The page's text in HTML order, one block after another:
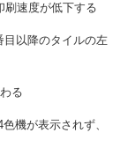
刷速度が低下する
以降のタイルの左
る
機が表示されず、